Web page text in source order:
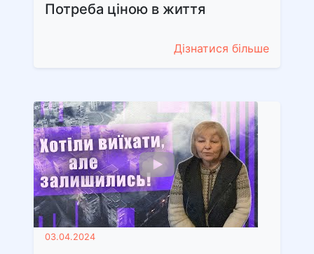
Потреба ціною в життя
Дізнатися більше
03.04.2024